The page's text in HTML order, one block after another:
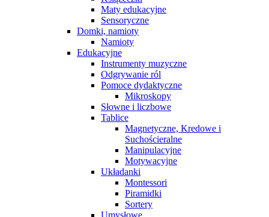
Maty edukacyjne
Sensoryczne
Domki, namioty
Namioty
Edukacyjne
Instrumenty muzyczne
Odgrywanie ról
Pomoce dydaktyczne
Mikroskopy
Słowne i liczbowe
Tablice
Magnetyczne, Kredowe i
Suchościeralne
Manipulacyjne
Motywacyjne
Układanki
Montessori
Piramidki
Sortery
Umysłowe